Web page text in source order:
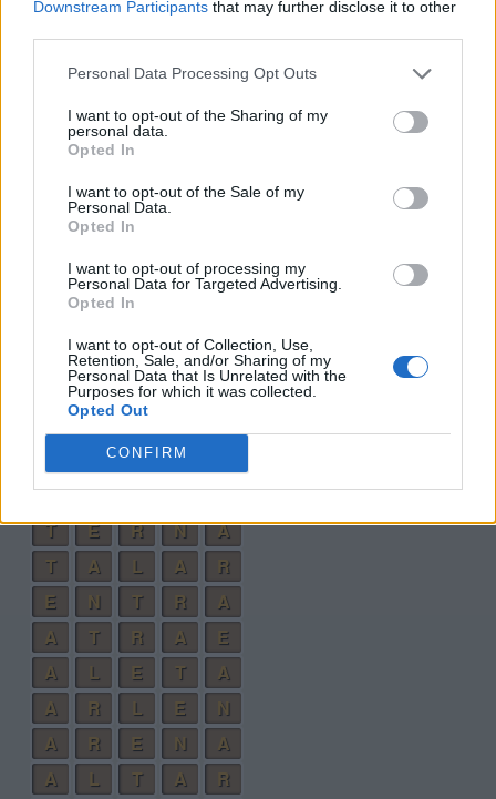
Downstream Participants that may further disclose it to other
Personal Data Processing Opt Outs
I want to opt-out of the Sharing of my
personal data.
Opted In
I want to opt-out of the Sale of my
Personal Data.
Opted In
I want to opt-out of processing my
Personal Data for Targeted Advertising.
Opted In
I want to opt-out of Collection, Use,
Retention, Sale, and/or Sharing of my
Personal Data that Is Unrelated with the
Purposes for which it was collected.
Opted Out
CONFIRM
A
L T
A
R T
E
R
L A
N T
T A
N
E N T
A
A T A
L
E N
N A
T
E L A
R
T
E R N
A
T
A L A
R
E
N T R
A
A
T R A
E
A
L E T
A
A
R L E
N
A
R E N
A
A
L T A
R